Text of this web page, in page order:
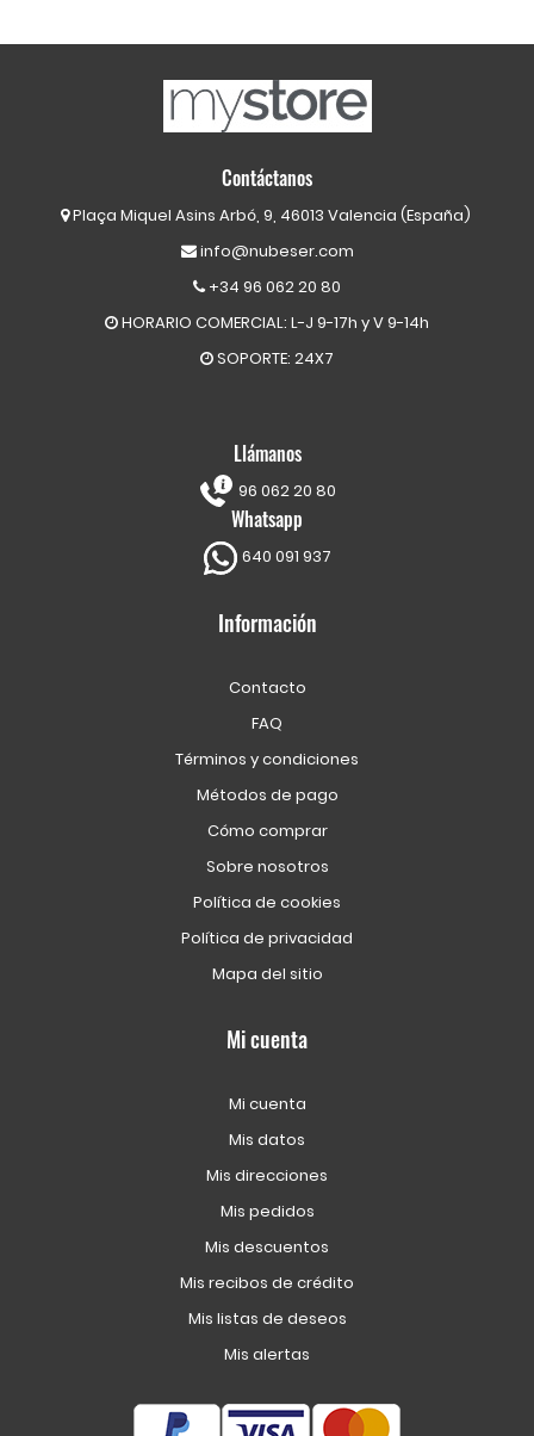
Contáctanos
Plaça Miquel Asins Arbó, 9, 46013 Valencia (España)
info@nubeser.com
+34 96 062 20 80
HORARIO COMERCIAL: L-J 9-17h y V 9-14h
SOPORTE: 24X7
Llámanos
96 062 20 80
Whatsapp
640 091 937
Información
Contacto
FAQ
Términos y condiciones
Métodos de pago
Cómo comprar
Sobre nosotros
Política de cookies
Política de privacidad
Mapa del sitio
Mi cuenta
Mi cuenta
Mis datos
Mis direcciones
Mis pedidos
Mis descuentos
Mis recibos de crédito
Mis listas de deseos
Mis alertas